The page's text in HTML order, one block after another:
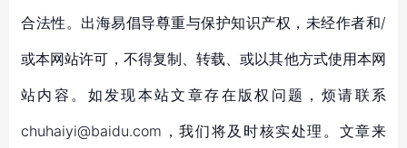
合法性。出海易倡导尊重与保护知识产权，未经作者和/
或本网站许可，不得复制、转载、或以其他方式使用本网
站内容。如发现本站文章存在版权问题，烦请联系
chuhaiyi@baidu.com，我们将及时核实处理。文章来